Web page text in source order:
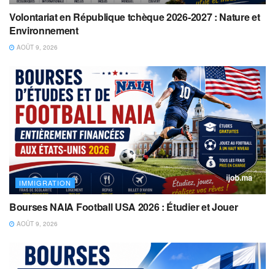
Volontariat en République tchèque 2026-2027 : Nature et
Environnement
AOÛT 9, 2026
IMMIGRATION
Bourses NAIA Football USA 2026 : Étudier et Jouer
AOÛT 9, 2026